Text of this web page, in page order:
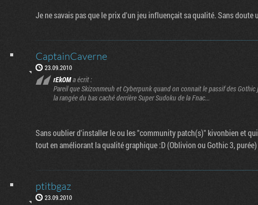
Je ne savais pas que le prix d'un jeu influençait sa qualité. Sans doute
CaptainCaverne
23.09.2010
rEkOMa écrit :
Pareil que Skizonmeuh et Cyberpunk quand on connait le passif des
la rangée du bas caché derrière Super Sudoku de la Fnac...
Sans oublier d'installer le ou les "community patch(s)" kivonbien et
tout en améliorant la qualité graphique :D (Oblivion ou Gothic 3, purée)
ptitbgaz
23.09.2010